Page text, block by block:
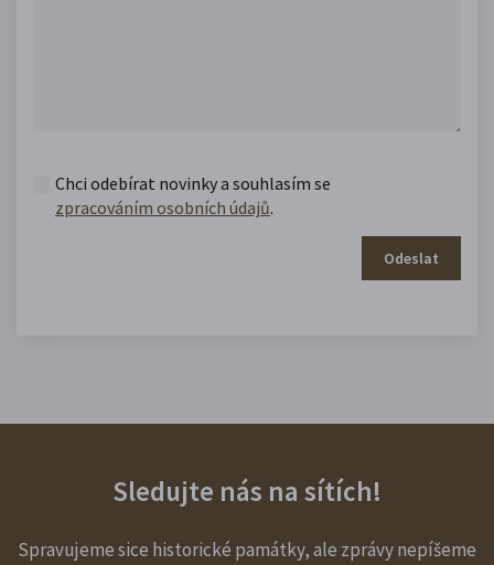
Chci odebírat novinky a souhlasím se
zpracováním osobních údajů.
Odeslat
Sledujte nás na sítích!
Spravujeme sice historické památky, ale zprávy nepíšeme